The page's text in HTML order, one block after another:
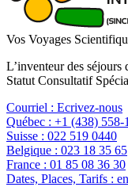
Vos Voyages
L’inventeur des séjours
Statut Consultatif
Courriel : Ecrivez-nous
Québec : +1 (438) 558-
Suisse : 022 519 0440
Belgique : 023 18 35 65
France : 01 85 08 36 30
Dates, Places, Tarifs :